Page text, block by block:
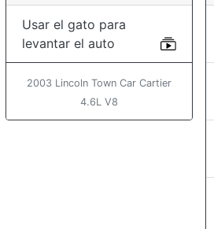
Usar el gato para
levantar el auto
2003 Lincoln Town Car Cartier
4.6L V8